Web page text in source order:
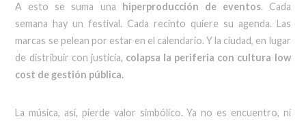
A esto se suma una hiperproducción de eventos. Cada
semana hay un festival. Cada recinto quiere su agenda. Las
marcas se pelean por estar en el calendario. Y la ciudad, en lugar
de distribuir con justicia, colapsa la periferia con cultura low
cost de gestión pública.
La música, así, pierde valor simbólico. Ya no es encuentro, ni